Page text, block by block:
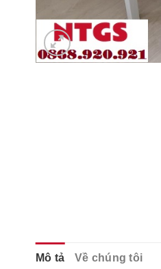
Mô tả Về chúng tôi